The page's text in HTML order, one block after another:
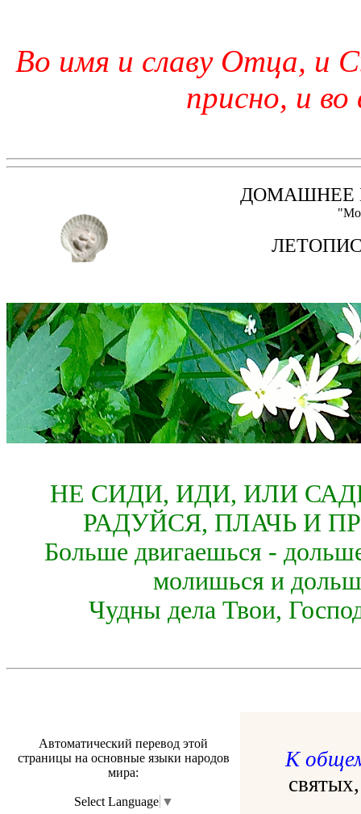
Во имя и славу Отца, и
присно, и во
ДОМАШНЕЕ
НЕ СИДИ, ИДИ, ИЛИ
РАДУЙСЯ, ПЛАЧЬ И
Больше двигаешься -
молишься и
Чудны дела Твои,
Автоматический перевод этой
страницы на основные языки народов
мира:
Select Language ▼
К